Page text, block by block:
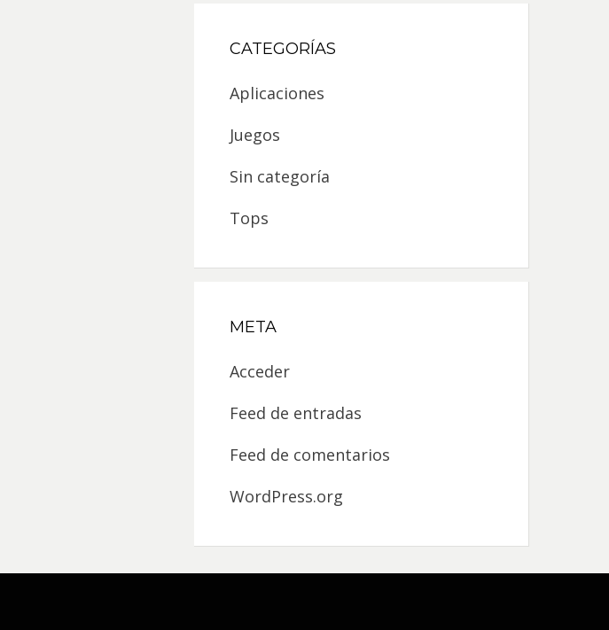
CATEGORÍAS
Aplicaciones
Juegos
Sin categoría
Tops
META
Acceder
Feed de entradas
Feed de comentarios
WordPress.org